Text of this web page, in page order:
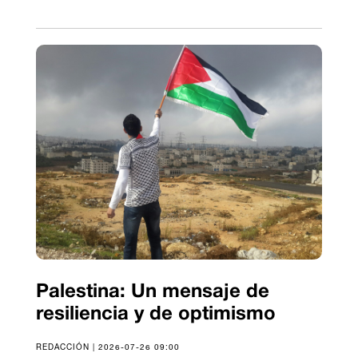
Palestina: Un mensaje de
resiliencia y de optimismo
REDACCIÓN | 2026-07-26 09:00